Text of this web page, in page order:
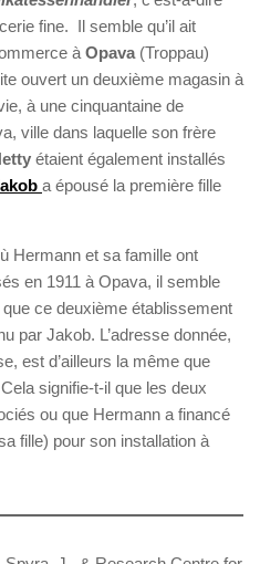
fine. Il semble qu’il ait
à Opava (Troppau)
ouvert un deuxième magasin à
à une cinquantaine de
ville dans laquelle son frère
étaient également installés
a épousé la première fille
Hermann et sa famille ont
en 1911 à Opava, il semble
que ce deuxième établissement
par Jakob. L’adresse donnée,
est d’ailleurs la même que
signifie-t-il que les deux
ou que Hermann a financé
fille) pour son installation à